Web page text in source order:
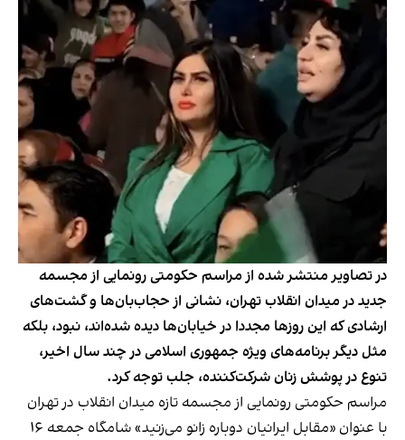
در تصاویر منتشر شده از مراسم حکومتی رونمایی از مجسمه
جدید در میدان انقلاب تهران، نشانی از حجاب‌بان‌ها و گشت‌های
ارشادی که این روزها مجددا در خیابان‌ها دیده شده‌اند، نبود، بلکه
مثل دیگر برنامه‌های ویژه جمهوری اسلامی در چند سال اخیر،
تنوع در پوشش زنان شرکت‌کننده، جلب توجه کرد.
مراسم حکومتی رونمایی از مجسمه تازه میدان انقلاب در تهران
با عنوان «مقابل ایرانیان دوباره زانو می‌زنید» شامگاه جمعه ۱۶